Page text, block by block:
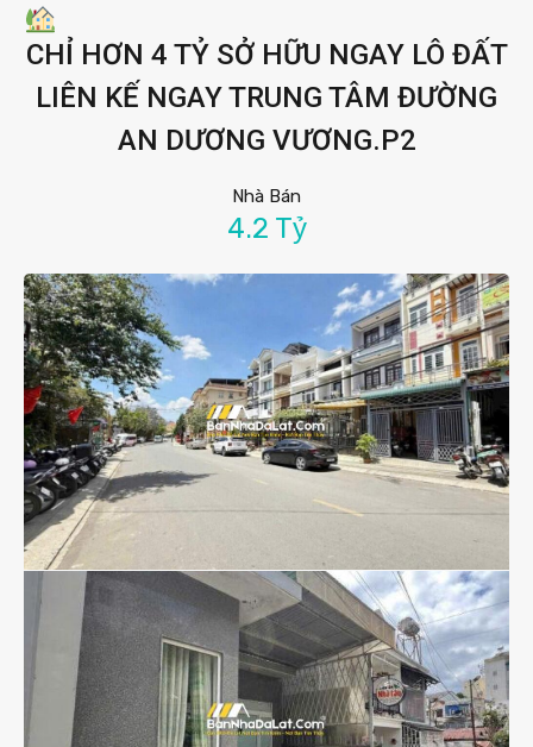
CHỈ HƠN 4 TỶ SỞ HỮU NGAY LÔ ĐẤT
LIÊN KẾ NGAY TRUNG TÂM ĐƯỜNG
AN DƯƠNG VƯƠNG.P2
Nhà Bán
4.2 Tỷ